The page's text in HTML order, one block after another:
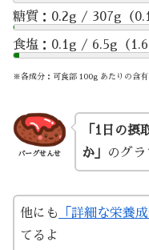
糖質：0.2g / 307g（
食塩：0.1g / 6.5g（
※各成分：可食部 100g あたりの含
バーグせんせ
「1日の摂
か」
のグラ
他にも 「詳細な栄養成
てるよ